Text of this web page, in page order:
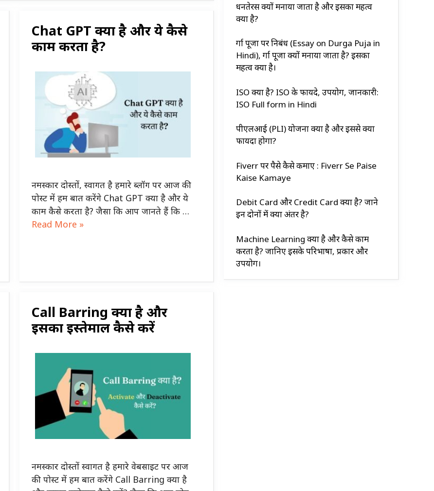
Chat GPT क्या है और ये कैसे
काम करता है?
नमस्कार दोस्तों, स्वागत है हमारे ब्लॉग पर आज की
पोस्ट में हम बात करेंगे Chat GPT क्या है और ये
काम कैसे करता है? जैसा कि आप जानते हैं कि …
Read More »
Call Barring क्या है और
इसका इस्तेमाल कैसे करें
नमस्कार दोस्तों स्वागत है हमारे वेबसाइट पर आज
की पोस्ट में हम बात करेंगे Call Barring क्या है
धनतेरस क्यों मनाया जाता है और इसका महत्व
क्या है?
दुर्गा पूजा पर निबंध (Essay on Durga Puja in
Hindi), दुर्गा पूजा क्यों मनाया जाता है? इसका
महत्व क्या है।
ISO क्या है? ISO के फायदे, उपयोग, जानकारी:
ISO Full form in Hindi
पीएलआई (PLI) योजना क्या है और इससे क्या
फायदा होगा?
Fiverr पर पैसे कैसे कमाए : Fiverr Se Paise
Kaise Kamaye
Debit Card और Credit Card क्या है? जाने
इन दोनों में क्या अंतर है?
Machine Learning क्या है और कैसे काम
करता है? जानिए इसके परिभाषा, प्रकार और
उपयोग।